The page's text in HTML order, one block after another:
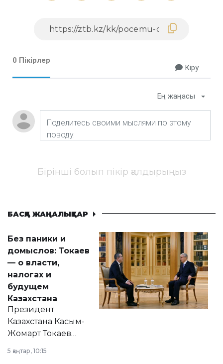
0 Пікірлер
Кіру
Ең жаңасы
Бірінші болып пікір қалдырыңыз
БАСҚА ЖАҢАЛЫҚТАР
Без паники и
домыслов: Токаев
— о власти,
налогах и
будущем
Казахстана
Президент
Казахстана Касым-
Жомарт Токаев
сразу несколько
5 қаңтар, 10:15